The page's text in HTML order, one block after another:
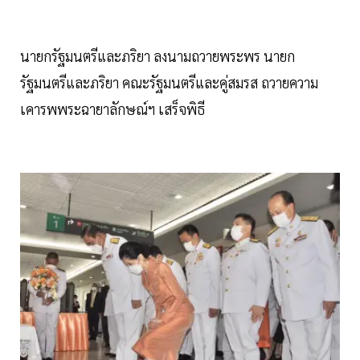
นายกรัฐมนตรีและภริยา ลงนามถวายพระพร นายก
รัฐมนตรีและภริยา คณะรัฐมนตรีและคู่สมรส ถวายความ
เคารพพระฉายาลักษณ์ฯ เสร็จพิธี